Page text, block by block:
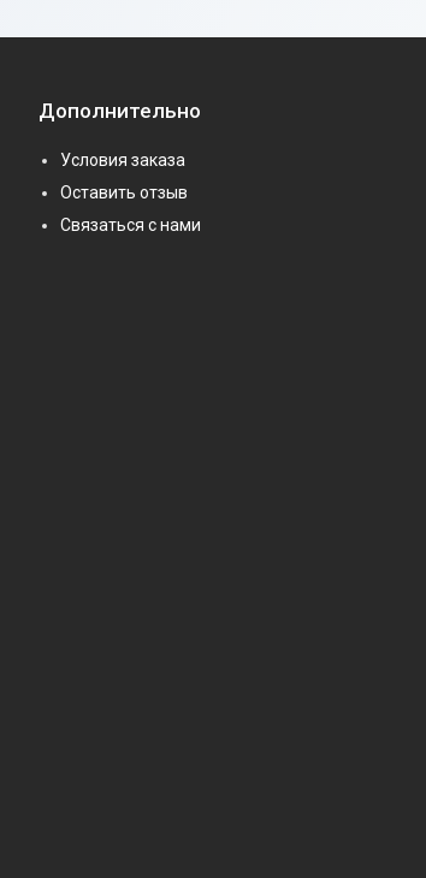
Дополнительно
Условия заказа
Оставить отзыв
Связаться с нами